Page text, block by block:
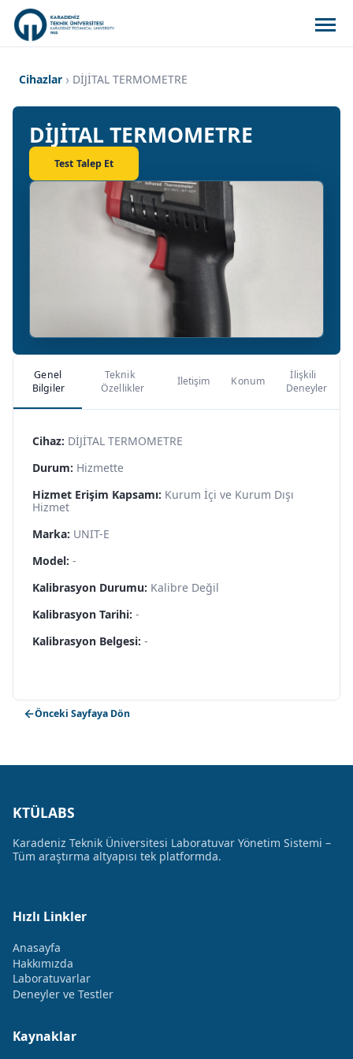
Cihazlar DİJİTAL TERMOMETRE
DİJİTAL TERMOMETRE
Test Talep Et
Genel
Bilgiler
Teknik
Özellikler
İletişim Konum
İlişkili
Deneyler
Cihaz: DİJİTAL TERMOMETRE
Durum: Hizmette
Hizmet Erişim Kapsamı: Kurum İçi ve Kurum Dışı
Hizmet
Marka: UNIT-E
Model: -
Kalibrasyon Durumu: Kalibre Değil
Kalibrasyon Tarihi: -
Kalibrasyon Belgesi: -
Önceki Sayfaya Dön
KTÜLABS
Karadeniz Teknik Üniversitesi Laboratuvar Yönetim Sistemi –
Tüm araştırma altyapısı tek platformda.
Hızlı Linkler
Anasayfa
Hakkımızda
Laboratuvarlar
Deneyler ve Testler
Kaynaklar